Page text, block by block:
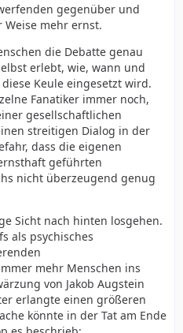
gegenüber und
mehr ernst.
die Debatte genau
erlebt, wie, wann und
Keule eingesetzt wird.
Fanatiker immer noch,
gesellschaftlichen
streitigen Dialog in der
dass die eigenen
geführten
nicht überzeugend genug
Sicht nach hinten losgehen.
als psychisches
mehr Menschen ins
von Jakob Augstein
erlangte einen größeren
könnte in der Tat am Ende